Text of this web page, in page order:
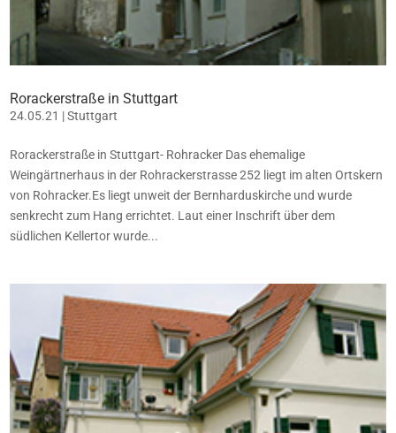
Rorackerstraße in Stuttgart
24.05.21 |Stuttgart
Rorackerstraße in Stuttgart- Rohracker Das ehemalige
Weingärtnerhaus in der Rohrackerstrasse 252 liegt im alten Ortskern
von Rohracker.Es liegt unweit der Bernharduskirche und wurde
senkrecht zum Hang errichtet. Laut einer Inschrift über dem
südlichen Kellertor wurde...